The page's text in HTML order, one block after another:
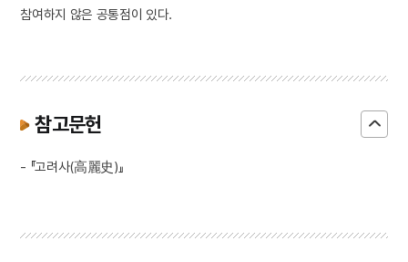
참여하지 않은 공통점이 있다.
참고문헌
- 『고려사(高麗史)』